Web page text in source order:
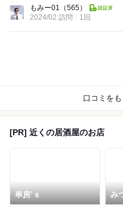
もみー01 （565）
2024/02 訪問
1回
口コミをも
[PR] 近くの居酒屋のお店
串房’ｓ み